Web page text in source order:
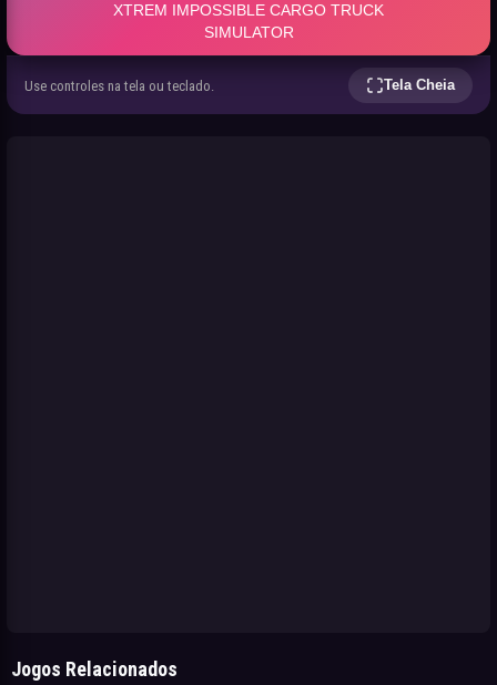
Use controles na tela ou teclado. Tela Cheia
Jogos Relacionados